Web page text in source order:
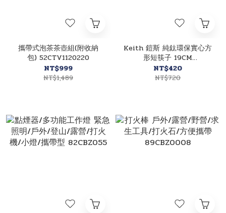
攜帶式泡茶茶壺組(附收納
包) 52CTV1120220
NT$999
NT$1,489
Keith 鎧斯 純鈦環保實心方
形短筷子 19CM
51KEITI5634
NT$420
NT$720